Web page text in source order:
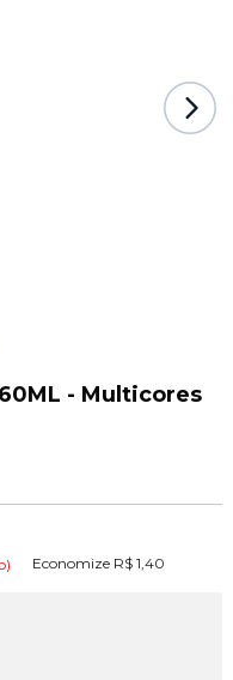
- Multicores
Economize R$ 1,40